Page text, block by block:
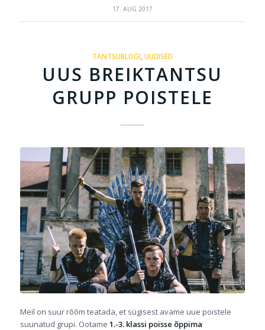
17. AUG 2017
TANTSUBLOGI UUDISED
UUS BREIKTANTSU
GRUPP POISTELE
Meil on suur rõõm teatada, et sügisest avame uue poistele
suunatud grupi. Ootame 1.-3. klassi poisse õppima